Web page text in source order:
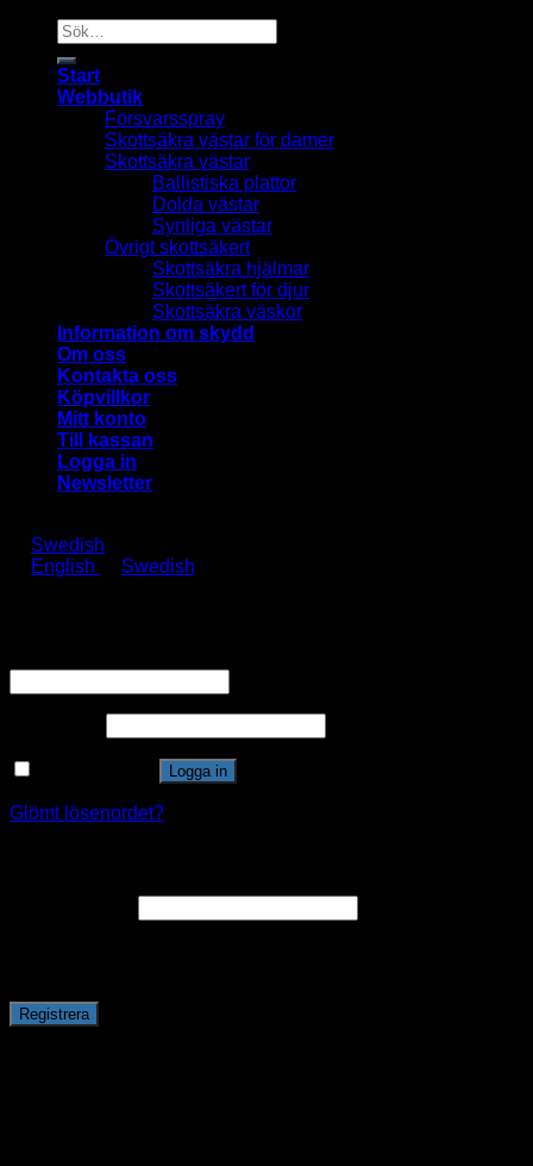
Sök
efter:
Start
Webbutik
Försvarsspray
Skottsäkra västar för damer
Skottsäkra västar
Ballistiska plattor
Dolda västar
Synliga västar
Övrigt skottsäkert
Skottsäkra hjälmar
Skottsäkert för djur
Skottsäkra väskor
Information om skydd
Om oss
Kontakta oss
Köpvillkor
Mitt konto
Till kassan
Logga in
Newsletter
Swedish
English
Swedish
Logga in
Glömt lösenordet?
Registrera